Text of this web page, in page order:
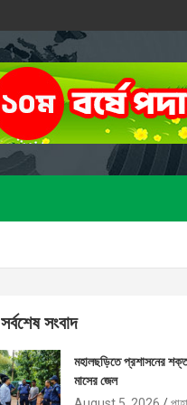
সর্বশেষ সংবাদ
মহালছড়িতে প্রশাসনের
মাসের জেল